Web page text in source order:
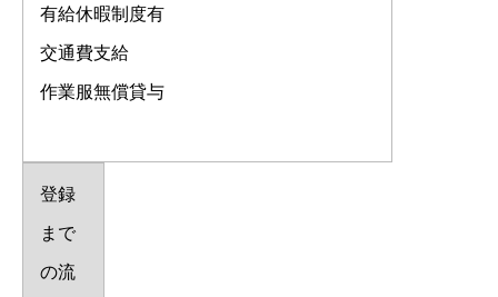
有給休暇制度有
交通費支給
作業服無償貸与
登録
まで
の流